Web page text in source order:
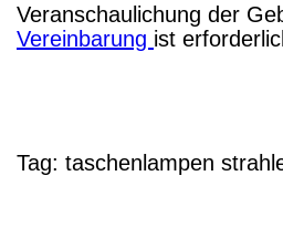
Veranschaulichung der
Vereinbarung ist
Tag: taschenlampen